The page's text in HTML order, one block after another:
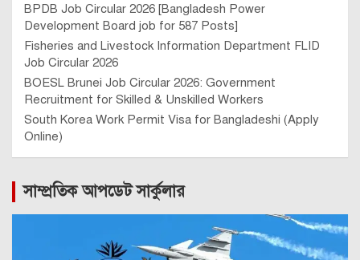
BPDB Job Circular 2026 [Bangladesh Power
Development Board job for 587 Posts]
Fisheries and Livestock Information Department FLID
Job Circular 2026
BOESL Brunei Job Circular 2026: Government
Recruitment for Skilled & Unskilled Workers
South Korea Work Permit Visa for Bangladeshi (Apply
Online)
সাম্প্রতিক আপডেট সার্কুলার